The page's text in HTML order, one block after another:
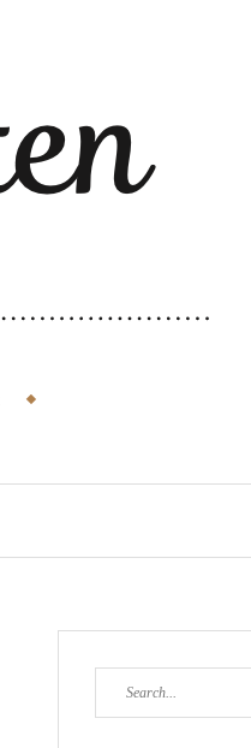
Search
for: